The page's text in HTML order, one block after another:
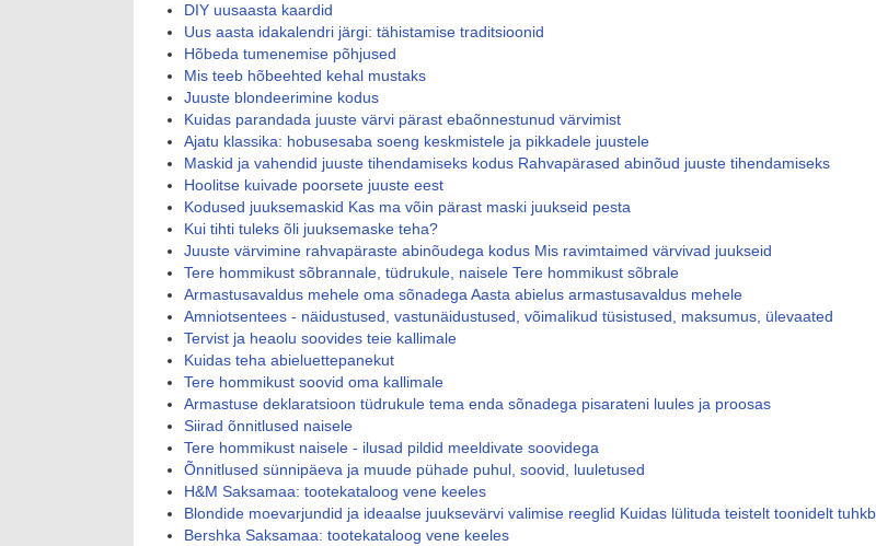
DIY uusaasta kaardid
Uus aasta idakalendri järgi: tähistamise traditsioonid
Hõbeda tumenemise põhjused
Mis teeb hõbeehted kehal mustaks
Juuste blondeerimine kodus
Kuidas parandada juuste värvi pärast ebaõnnestunud värvimist
Ajatu klassika: hobusesaba soeng keskmistele ja pikkadele juustele
Maskid ja vahendid juuste tihendamiseks kodus Rahvapärased abinõud juuste tihendamiseks
Hoolitse kuivade poorsete juuste eest
Kodused juuksemaskid Kas ma võin pärast maski juukseid pesta
Kui tihti tuleks õli juuksemaske teha?
Juuste värvimine rahvapäraste abinõudega kodus Mis ravimtaimed värvivad juukseid
Tere hommikust sõbrannale, tüdrukule, naisele Tere hommikust sõbrale
Armastusavaldus mehele oma sõnadega Aasta abielus armastusavaldus mehele
Amniotsentees - näidustused, vastunäidustused, võimalikud tüsistused, maksumus, ülevaated
Tervist ja heaolu soovides teie kallimale
Kuidas teha abieluettepanekut
Tere hommikust soovid oma kallimale
Armastuse deklaratsioon tüdrukule tema enda sõnadega pisarateni luules ja proosas
Siirad õnnitlused naisele
Tere hommikust naisele - ilusad pildid meeldivate soovidega
Õnnitlused sünnipäeva ja muude pühade puhul, soovid, luuletused
H&M Saksamaa: tootekataloog vene keeles
Blondide moevarjundid ja ideaalse juuksevärvi valimise reeglid Kuidas lülituda teistelt toonidelt
Bershka Saksamaa: tootekataloog vene keeles